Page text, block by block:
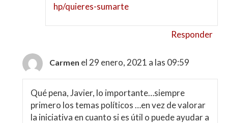
hp/quieres-sumarte
Responder
Carmen el 29 enero, 2021 a las 09:59
Qué pena, Javier, lo importante…siempre
primero los temas políticos …en vez de valorar
la iniciativa en cuanto si es útil o puede ayudar a